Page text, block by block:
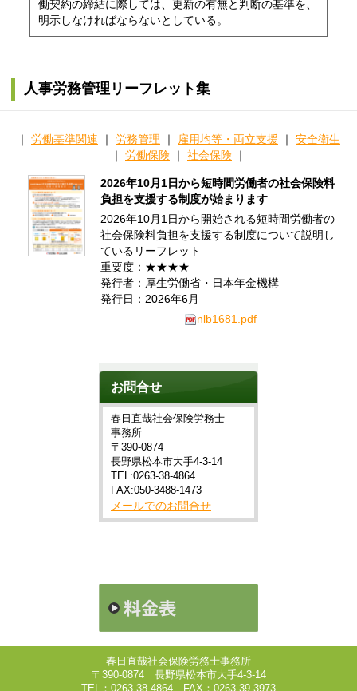
働契約の締結に際しては、更新の有無と判断の基準を、
明示しなければならないとしている。
人事労務管理リーフレット集
｜ 労働基準関連 ｜ 労務管理 ｜ 雇用均等・両立支援 ｜ 安全衛生
｜ 労働保険 ｜ 社会保険 ｜
2026年10月1日から短時間労働者の社会保険料
負担を支援する制度が始まります
2026年10月1日から開始される短時間労働者の
社会保険料負担を支援する制度について説明し
ているリーフレット
重要度：★★★★
発行者：厚生労働省・日本年金機構
発行日：2026年6月
nlb1681.pdf
お問合せ
春日直哉社会保険労務士
事務所
〒390-0874
長野県松本市大手4-3-14
TEL:0263-38-4864
FAX:050-3488-1473
メールでのお問合せ
春日直哉社会保険労務士事務所
〒390-0874 長野県松本市大手4-3-14
TEL：0263-38-4864 FAX：0263-39-3973